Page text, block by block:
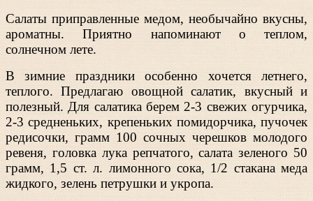
Салаты приправленные медом, необычайно вкусны,
ароматны. Приятно напоминают о теплом,
солнечном лете.
В зимние праздники особенно хочется летнего,
теплого. Предлагаю овощной салатик, вкусный и
полезный. Для салатика берем 2-3 свежих огурчика,
2-3 средненьких, крепеньких помидорчика, пучочек
редисочки, грамм 100 сочных черешков молодого
ревеня, головка лука репчатого, салата зеленого 50
грамм, 1,5 ст. л. лимонного сока, 1/2 стакана меда
жидкого, зелень петрушки и укропа.